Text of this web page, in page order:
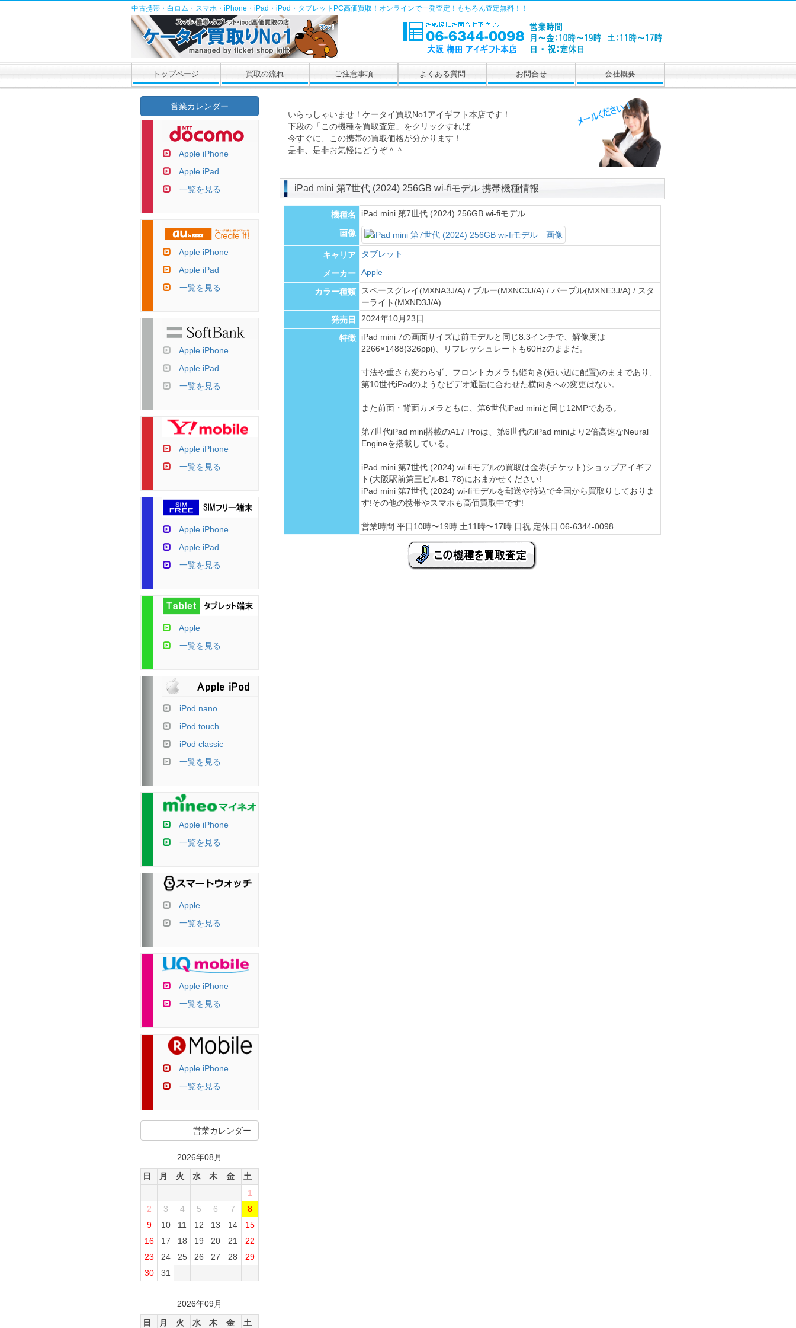
中古携帯・白ロム・スマホ・iPhone・iPad・iPod・タブレットPC高価買取！オンラインで一発査定！もちろん査定無料！！
トップページ 買取の流れ ご注意事項 よくある質問 お問合せ 会社概要
いらっしゃいませ！ケータイ買取No1アイギフト本店です！
下段の「この機種を買取査定」をクリックすれば
今すぐに、この携帯の買取価格が分かります！
是非、是非お気軽にどうぞ＾＾
iPad mini 第7世代 (2024) 256GB wi-fiモデル 携帯機種情報
機種名 iPad mini 第7世代 (2024) 256GB wi-fiモデル
画像
キャリア タブレット
メーカー Apple
カラー種類
スペースグレイ(MXNA3J/A) / ブルー(MXNC3J/A) / パープル(MXNE3J/A) / スタ
ーライト(MXND3J/A)
発売日
2024年10月23日
特徴
iPad mini 7の画面サイズは前モデルと同じ8.3インチで、解像度は
2266×1488(326ppi)、リフレッシュレートも60Hzのままだ。
寸法や重さも変わらず、フロントカメラも縦向き(短い辺に配置)のままであり、
第10世代iPadのようなビデオ通話に合わせた横向きへの変更はない。
また前面・背面カメラともに、第6世代iPad miniと同じ12MPである。
第7世代iPad mini搭載のA17 Proは、第6世代のiPad miniより2倍高速なNeural
Engineを搭載している。
iPad mini 第7世代 (2024) wi-fiモデルの買取は金券(チケット)ショップアイギフ
ト(大阪駅前第三ビルB1-78)におまかせください!
iPad mini 第7世代 (2024) wi-fiモデルを郵送や持込で全国から買取りしておりま
す!その他の携帯やスマホも高価買取中です!
営業時間 平日10時〜19時 土11時〜17時 日祝 定休日 06-6344-0098
営業カレンダー
Apple iPhone
Apple iPad
一覧を見る
Apple iPhone
Apple iPad
一覧を見る
Apple iPhone
Apple iPad
一覧を見る
Apple iPhone
一覧を見る
Apple iPhone
Apple iPad
一覧を見る
Apple
一覧を見る
iPod nano
iPod touch
iPod classic
一覧を見る
Apple iPhone
一覧を見る
Apple
一覧を見る
Apple iPhone
一覧を見る
Apple iPhone
一覧を見る
営業カレンダー
2026年08月
日
月 火 水 木 金
土
1
2
3 4 5 6 7
8
9
10 11 12 13 14
15
16
17 18 19 20 21
22
23
24 25 26 27 28
29
30
31
2026年09月
日
月 火 水 木 金 土